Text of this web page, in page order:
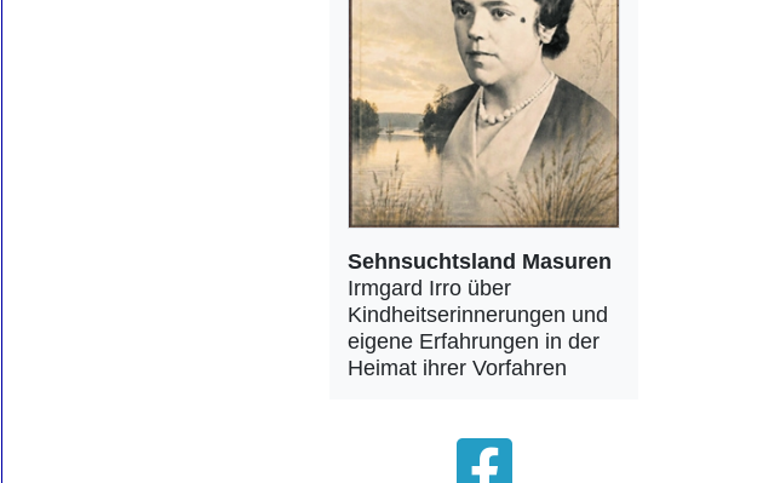
Sehnsuchtsland Masuren
Irmgard Irro über
Kindheitserinnerungen und
eigene Erfahrungen in der
Heimat ihrer Vorfahren